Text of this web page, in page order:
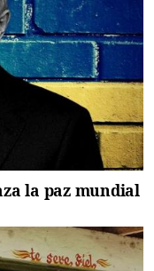
la paz mundial